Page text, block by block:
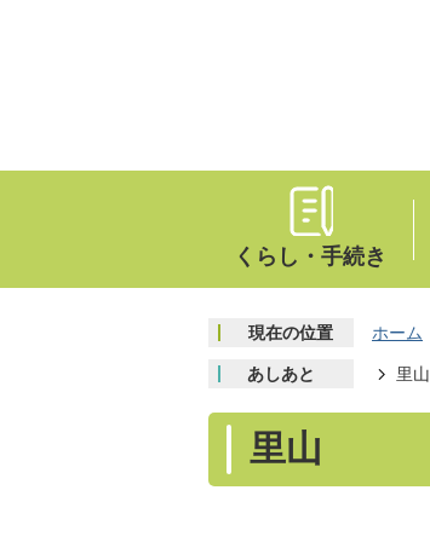
くらし・手続き
現在の位置 ホーム
あしあと 里山
里山